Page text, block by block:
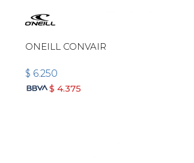
ONEILL CONVAIR
$ 6.250
$ 4.375